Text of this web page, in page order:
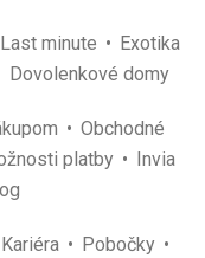
Last minute
Exotika
Dovolenkové domy
Obchodné
platby
Invia
Kariéra
Pobočky